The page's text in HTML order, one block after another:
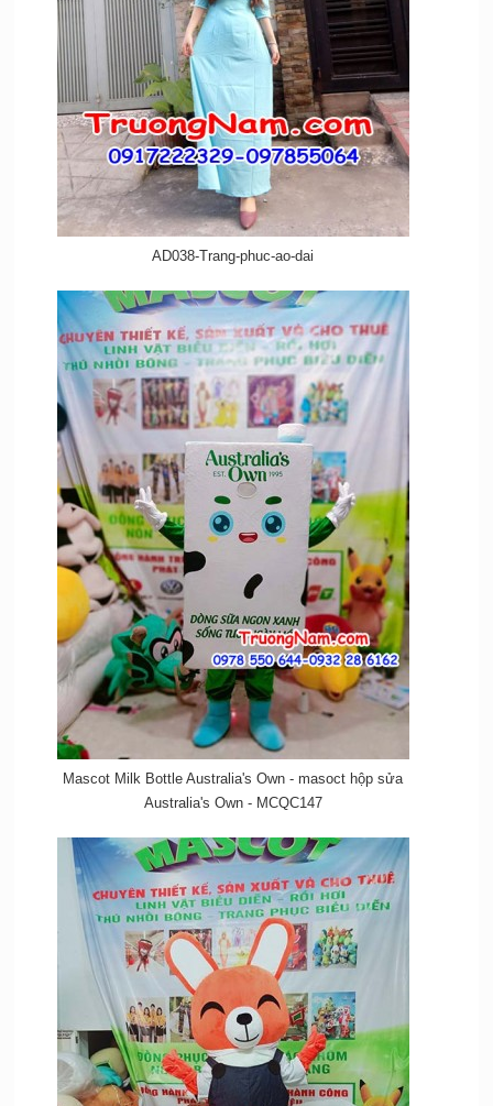
AD038-Trang-phuc-ao-dai
Mascot Milk Bottle Australia's Own - masoct hộp sửa
Australia's Own - MCQC147